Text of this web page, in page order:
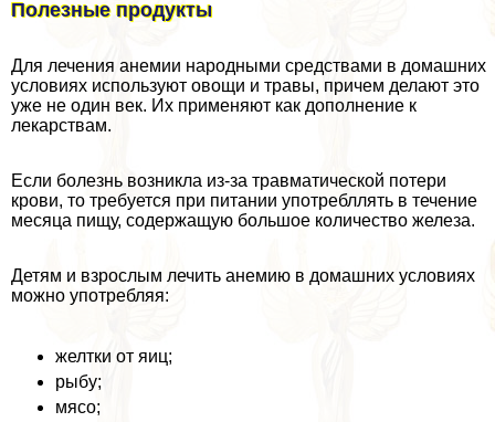
Полезные продукты
Для лечения анемии народными средствами в домашних
условиях используют овощи и травы, причем делают это
уже не один век. Их применяют как дополнение к
лекарствам.
Если болезнь возникла из-за травматической потери
крови, то требуется при питании употрeбллять в течение
месяца пищу, содержащую большое количество железа.
Детям и взрослым лечить анемию в домашних условиях
можно употрeбляя:
желтки от яиц;
рыбу;
мясо;